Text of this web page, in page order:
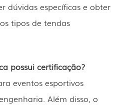
dúvidas específicas e obter
tipos de tendas
possui certificação?
eventos esportivos
Além disso, o